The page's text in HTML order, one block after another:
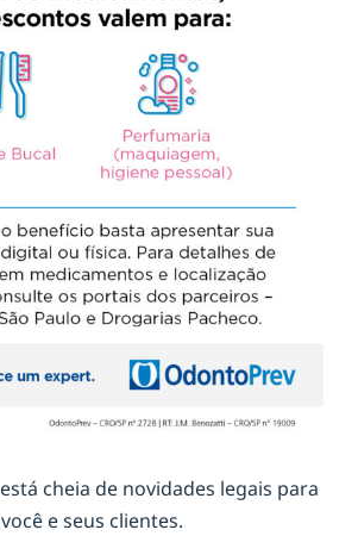
está cheia de novidades legais para
você e seus clientes.